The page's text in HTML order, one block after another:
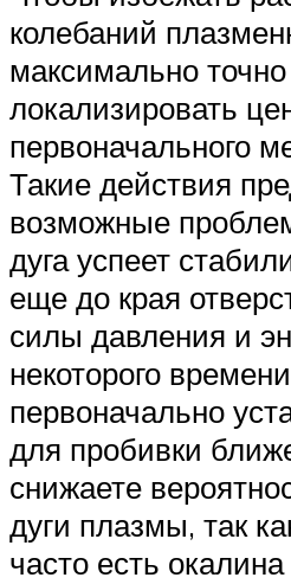
колебаний
максимально точно
локализировать
первоначального
Такие действия
возможные
дуга успеет
еще до края
силы давления и
некоторого
первоначально
для пробивки
снижаете
дуги плазмы, так
часто есть окалина